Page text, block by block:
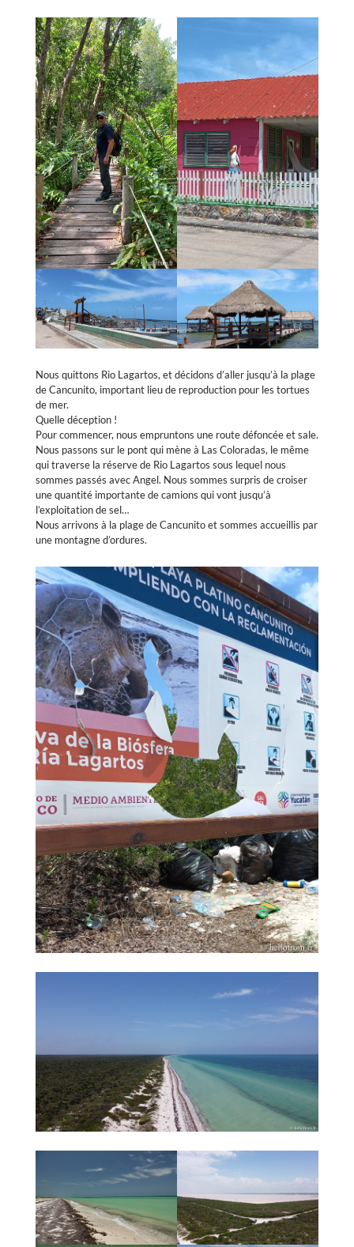
Nous quittons Rio Lagartos, et décidons d’aller jusqu’à la plage
de Cancunito, important lieu de reproduction pour les tortues
de mer.
Quelle déception !
Pour commencer, nous empruntons une route défoncée et sale.
Nous passons sur le pont qui mène à Las Coloradas, le même
qui traverse la réserve de Rio Lagartos sous lequel nous
sommes passés avec Angel. Nous sommes surpris de croiser
une quantité importante de camions qui vont jusqu’à
l’exploitation de sel…
Nous arrivons à la plage de Cancunito et sommes accueillis par
une montagne d’ordures.